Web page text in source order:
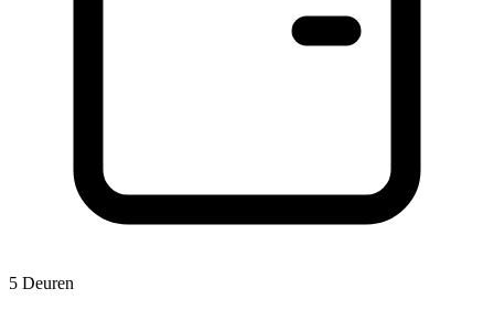
5 Deuren